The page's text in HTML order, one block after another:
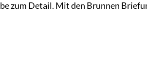
zum Detail. Mit den Brunnen